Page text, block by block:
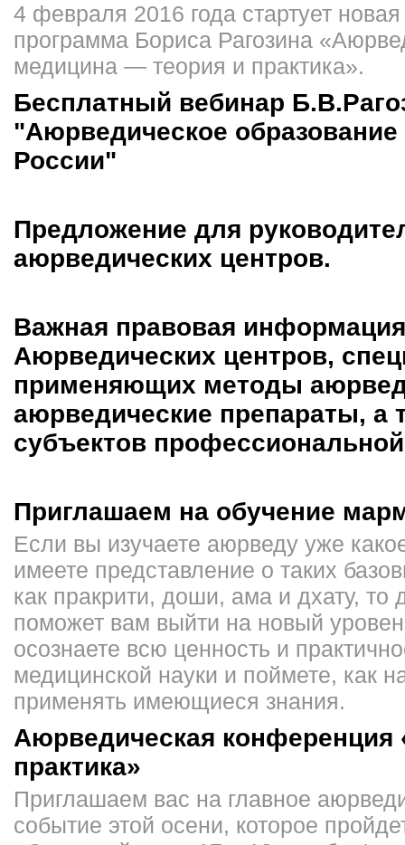
4 февраля 2016 года стартует
программа Бориса Рагозина
медицина — теория и практика».
Бесплатный вебинар
"Аюрведическое образование
России"
Предложение для
аюрведических центров.
Важная правовая
Аюрведических центров,
применяющих методы
аюрведические препараты, а
субъектов
Приглашаем на обучение
Если вы изучаете аюрведу уже
имеете представление о таких
как пракрити, доши, ама и дхату, то
поможет вам выйти на новый
осознаете всю ценность и
медицинской науки и поймете, как
применять имеющиеся знания.
Аюрведическая конференция
практика»
Приглашаем вас на главное
событие этой осени, которое